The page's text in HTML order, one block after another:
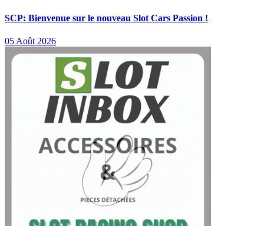
SCP: Bienvenue sur le nouveau Slot Cars Passion !
05 Août 2026